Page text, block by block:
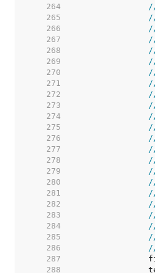
   264
   265
   266
   267
   268
   269
   270
   271
   272
   273
   274
   275
   276
   277
   278
   279
   280
   281
   282
   283
   284
   285
   286
   287
   288